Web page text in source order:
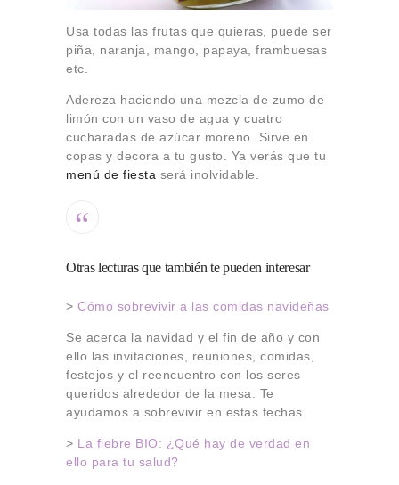
Usa todas las frutas que quieras, puede ser
piña, naranja, mango, papaya, frambuesas
etc.
Adereza haciendo una mezcla de zumo de
limón con un vaso de agua y cuatro
cucharadas de azúcar moreno. Sirve en
copas y decora a tu gusto. Ya verás que tu
menú de fiesta será inolvidable.
Otras lecturas que también te pueden interesar
> Cómo sobrevivir a las comidas navideñas
Se acerca la navidad y el fin de año y con
ello las invitaciones, reuniones, comidas,
festejos y el reencuentro con los seres
queridos alrededor de la mesa. Te
ayudamos a sobrevivir en estas fechas.
> La fiebre BIO: ¿Qué hay de verdad en
ello para tu salud?